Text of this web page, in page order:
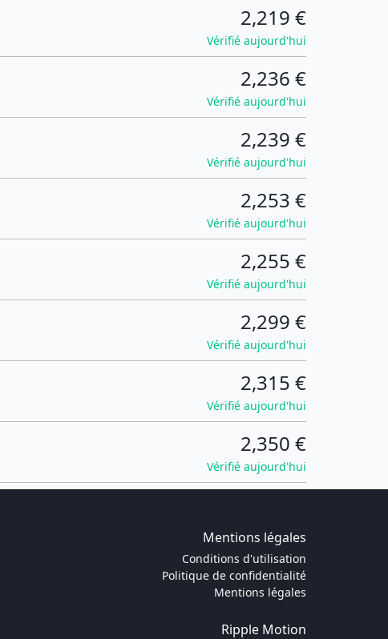
2,219 €
Vérifié aujourd'hui
2,236 €
Vérifié aujourd'hui
2,239 €
Vérifié aujourd'hui
2,253 €
Vérifié aujourd'hui
2,255 €
Vérifié aujourd'hui
2,299 €
Vérifié aujourd'hui
2,315 €
Vérifié aujourd'hui
2,350 €
Vérifié aujourd'hui
Mentions légales
Conditions d'utilisation
Politique de confidentialité
Mentions légales
Ripple Motion